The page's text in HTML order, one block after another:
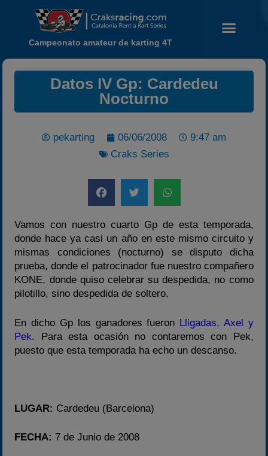
Noticias
Calendario
Campeonato
Temporada 2026
Temporadas anteriores
2020-2021
2022
2024
2025
Campeonato amateur de karting 4T
Datos IV Gp: Cardedeu
Nocturno
pekarting 06/06/2008
9:47 am
Craks Series
Vamos con nuestro cuarto Gp de esta temporada,
donde hace ya casi un año en este mismo circuito y
mismas condiciones (nocturno) se disputo dicha
prueba, donde el patrocinador fue nuestro compañero
KONE, donde quiso celebrar su despedida, no como
pilotillo, sino despedida de soltero.
En dicho Gp los ganadores fueron Lligadas, Axel y
Pek. Para esta ocasión no contaremos con Pek,
puesto que esta temporada ha echo un descanso.
LUGAR: Cardedeu (Barcelona)
FECHA: 7 de Junio de 2008